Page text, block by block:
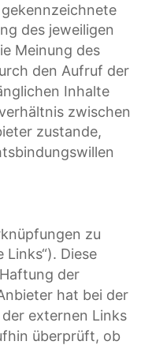
des jeweiligen
Meinung des
den Aufruf der
Inhalte
zwischen
zustande,
zu
Diese
der
hat bei der
externen Links
überprüft, ob